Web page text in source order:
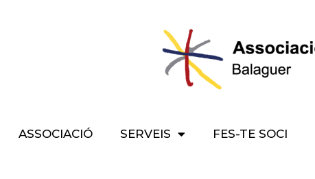
ASSOCIACIÓ SERVEIS FES-TE SOCI